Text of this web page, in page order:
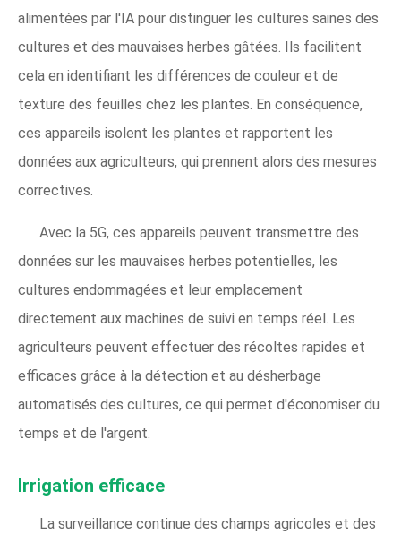
alimentées par l'IA pour distinguer les cultures saines des
cultures et des mauvaises herbes gâtées. Ils facilitent
cela en identifiant les différences de couleur et de
texture des feuilles chez les plantes. En conséquence,
ces appareils isolent les plantes et rapportent les
données aux agriculteurs, qui prennent alors des mesures
correctives.
Avec la 5G, ces appareils peuvent transmettre des
données sur les mauvaises herbes potentielles, les
cultures endommagées et leur emplacement
directement aux machines de suivi en temps réel. Les
agriculteurs peuvent effectuer des récoltes rapides et
efficaces grâce à la détection et au désherbage
automatisés des cultures, ce qui permet d'économiser du
temps et de l'argent.
Irrigation efficace
La surveillance continue des champs agricoles et des